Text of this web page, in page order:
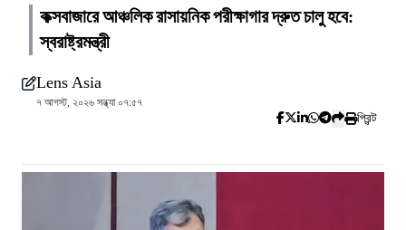
কক্সবাজারে আঞ্চলিক রাসায়নিক পরীক্ষাগার দ্রুত চালু হবে:
স্বরাষ্ট্রমন্ত্রী
Lens Asia
৭ আগস্ট, ২০২৬ সন্ধ্যা ০৭:৫৭
প্রিন্ট